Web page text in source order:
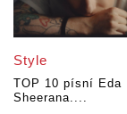
Style
TOP 10 písní Eda
Sheerana....